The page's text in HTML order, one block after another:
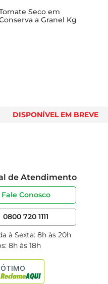
Seco em
a Granel Kg
DISPONÍVEL EM BREVE
de Atendimento
Fale Conosco
0800 720 1111
à Sexta: 8h às 20h
8h às 18h